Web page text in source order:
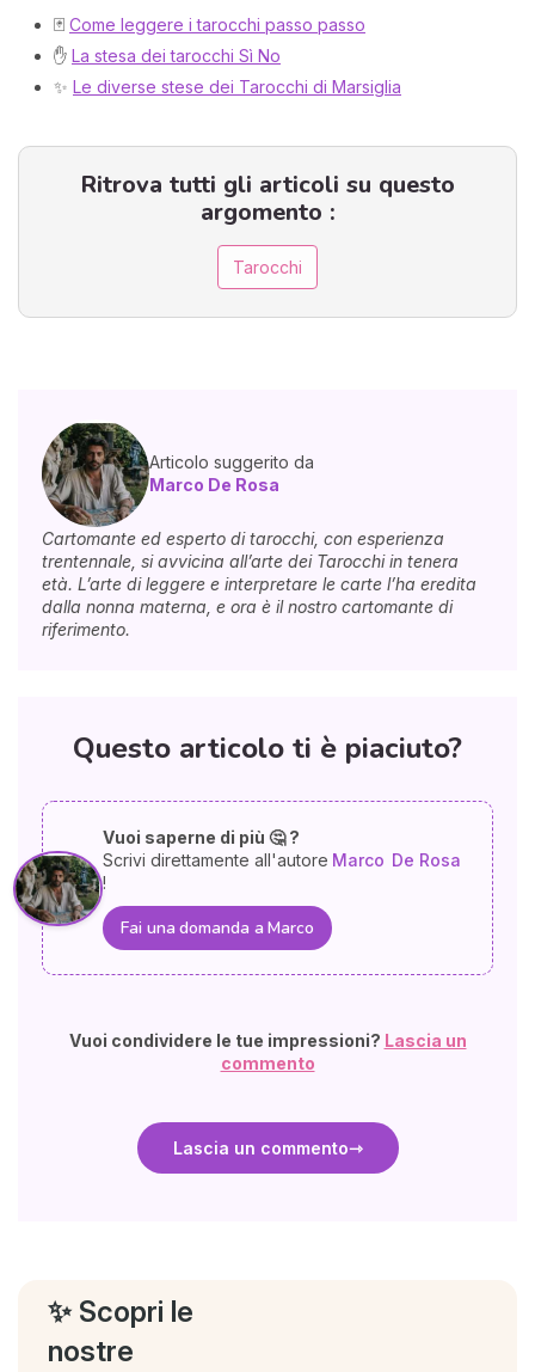
🃏 Come leggere i tarocchi passo passo
✋ La stesa dei tarocchi Sì No
✨ Le diverse stese dei Tarocchi di Marsiglia
Ritrova tutti gli articoli su questo
argomento :
Tarocchi
Articolo suggerito da
Marco De Rosa
Cartomante ed esperto di tarocchi, con esperienza
trentennale, si avvicina all’arte dei Tarocchi in tenera
età. L’arte di leggere e interpretare le carte l’ha eredita
dalla nonna materna, e ora è il nostro cartomante di
riferimento.
Questo articolo ti è piaciuto?
Vuoi saperne di più 🤔 ?
Scrivi direttamente all'autore Marco De Rosa
!
Fai una domanda a Marco
Vuoi condividere le tue impressioni? Lascia un
commento
Lascia un commento
✨ Scopri le
nostre